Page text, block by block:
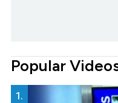
Popular
1.